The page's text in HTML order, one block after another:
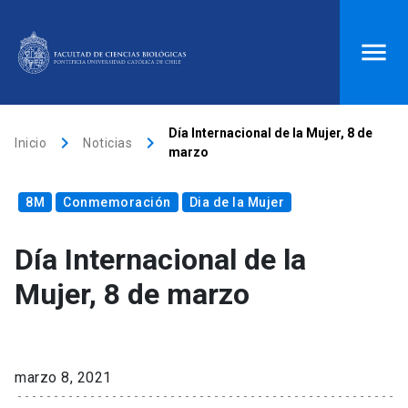
Donaciones
Mi portal UC launch Correo launch
Inicio
keyboard_arrow_down
Inicio keyboard_arrow_right Noticias keyboard_arrow_right
Día Internacional de la Mujer, 8 de
marzo
8M Conmemoración Dia de la Mujer
Día Internacional de la
Mujer, 8 de marzo
marzo 8, 2021